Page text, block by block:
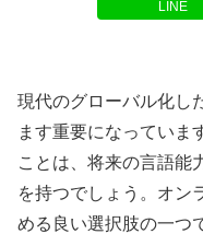
LINE
現代のグローバル化し
ます重要になっていま
ことは、将来の言語能
を持つでしょう。オン
める良い選択肢の一つ